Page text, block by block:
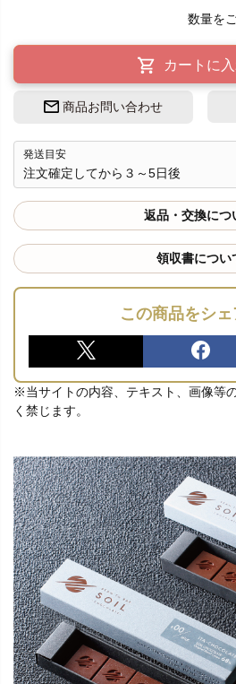
カートに
商品お問い合わせ
発送目安
注文確定してから３～5日後
返品・交換につ
領収書につい
この商品をシ
※当サイトの内容、テキスト、画像等
く禁じます。